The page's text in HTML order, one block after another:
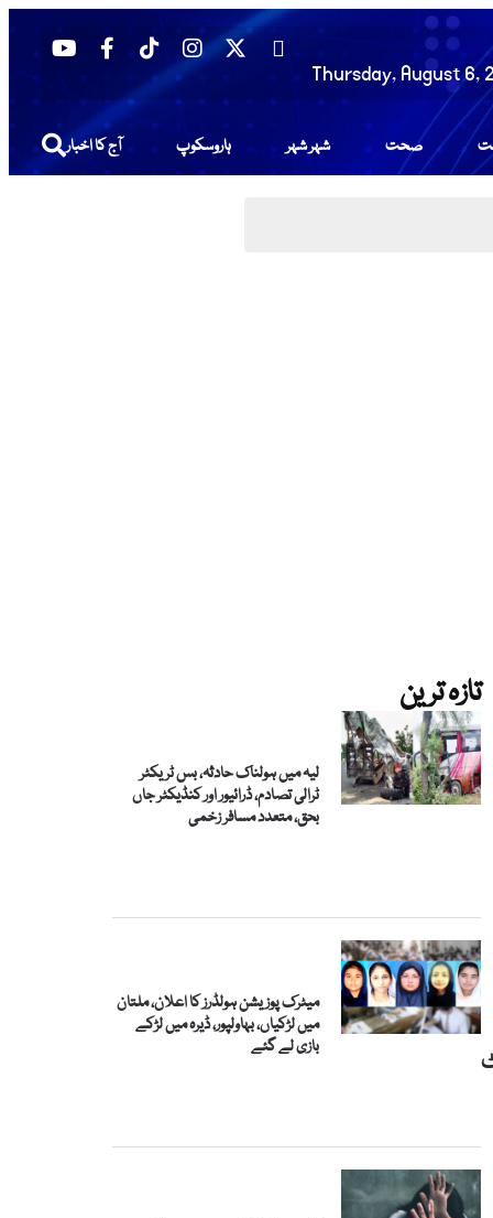
Thursday, August 6,
آج کا اخبار ہاروسکوپ شہر شہر صحت
تازہ ترین
لیہ میں ہولناک حادثہ، بس ٹریکٹر
ٹرالی تصادم، ڈرائیور اور کنڈیکٹر جاں
بحق، متعدد مسافر زخمی
میٹرک پوزیشن ہولڈرز کا اعلان، ملتان
میں لڑکیاں، بہاولپور، ڈیرہ میں لڑکے
بازی لے گئے